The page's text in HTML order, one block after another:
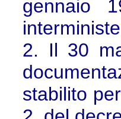
gennaio
2. Il 30
stabilito